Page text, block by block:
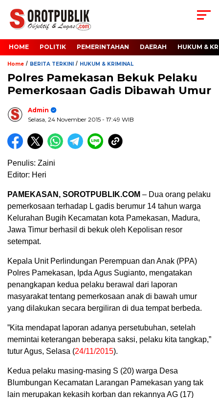
HOME POLITIK PEMERINTAHAN DAERAH HUKUM &
Home / BERITA TERKINI / HUKUM & KRIMINAL
Polres Pamekasan Bekuk Pelaku
Pemerkosaan Gadis Dibawah Umur
Admin
Selasa, 24 November 2015 - 17:49 WIB
Penulis: Zaini
Editor: Heri
PAMEKASAN, SOROTPUBLIK.COM – Dua orang pelaku
pemerkosaan terhadap L gadis berumur 14 tahun warga
Kelurahan Bugih Kecamatan kota Pamekasan, Madura,
Jawa Timur berhasil di bekuk oleh Kepolisan resor
setempat.
Kepala Unit Perlindungan Perempuan dan Anak (PPA)
Polres Pamekasan, Ipda Agus Sugianto, mengatakan
penangkapan kedua pelaku berawal dari laporan
masyarakat tentang pemerkosaan anak di bawah umur
yang dilakukan secara bergiliran di dua tempat berbeda.
”Kita mendapat laporan adanya persetubuhan, setelah
memintai keterangan beberapa saksi, pelaku kita tangkap,”
tutur Agus, Selasa (24/11/2015).
Kedua pelaku masing-masing S (20) warga Desa
Blumbungan Kecamatan Larangan Pamekasan yang tak
lain merupakan kekasih korban dan rekannya AG (17)